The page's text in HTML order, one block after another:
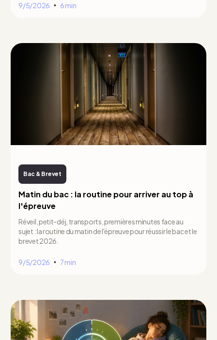
9/5/2026 • 6 min
Bac & Brevet
Matin du bac : la routine pour arriver au top à
l'épreuve
Réveil, petit-déj, transports, premières minutes face au
sujet : la routine du matin de l'épreuve pour réussir le bac et le
brevet 2026.
9/5/2026 • 7 min